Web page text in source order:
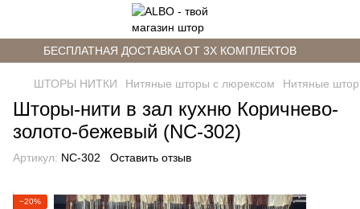
БЕСПЛАТНАЯ ДОСТАВКА ОТ 3Х КОМПЛЕКТОВ
ШТОРЫ НИТКИ Нитяные шторы с люрексом Нитяные
Шторы-нити в зал кухню Коричнево-
золото-бежевый (NC-302)
Артикул: NC-302 Оставить отзыв
−20%